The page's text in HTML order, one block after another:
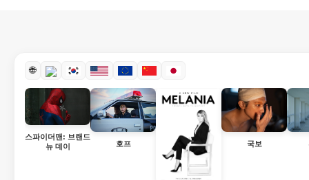
🌐
스파이더맨: 브랜드
뉴 데이
호프 국보